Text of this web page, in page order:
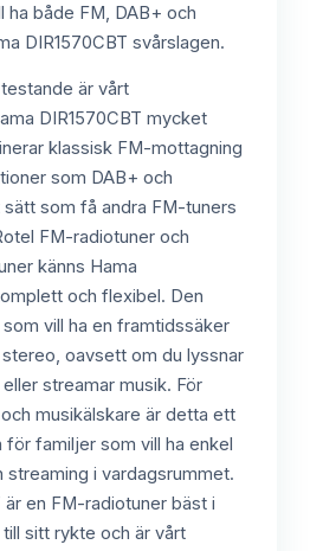
både FM, DAB+ och
DIR1570CBT svårslagen.
är vårt
DIR1570CBT mycket
klassisk FM-mottagning
som DAB+ och
som få andra FM-tuners
FM-radiotuner och
känns Hama
och flexibel. Den
vill ha en framtidssäker
oavsett om du lyssnar
streamar musik. För
musikälskare är detta ett
familjer som vill ha enkel
streaming i vardagsrummet.
är en FM-radiotuner bäst i
sitt rykte och är vårt